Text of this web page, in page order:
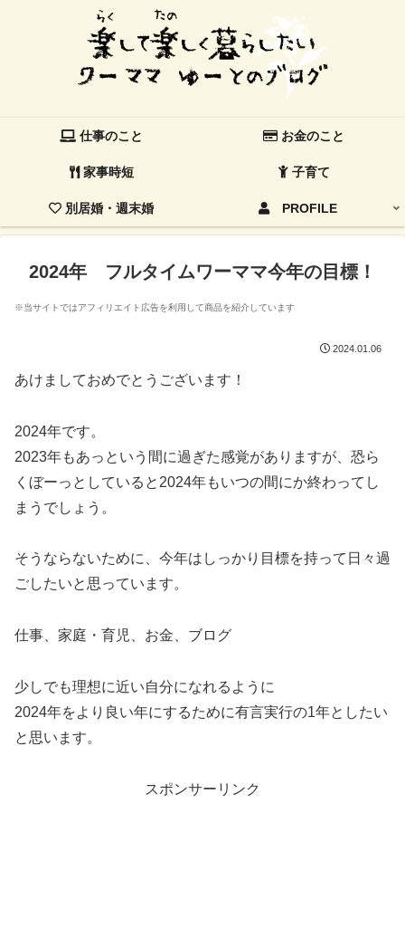
仕事のこと お金のこと
家事時短 子育て
別居婚・週末婚 PROFILE
2024年 フルタイムワーママ今年の目標！
※当サイトではアフィリエイト広告を利用して商品を紹介しています
2024.01.06
あけましておめでとうございます！
2024年です。
2023年もあっという間に過ぎた感覚がありますが、恐ら
くぼーっとしていると2024年もいつの間にか終わってし
まうでしょう。
そうならないために、今年はしっかり目標を持って日々過
ごしたいと思っています。
仕事、家庭・育児、お金、ブログ
少しでも理想に近い自分になれるように
2024年をより良い年にするために有言実行の1年としたい
と思います。
スポンサーリンク